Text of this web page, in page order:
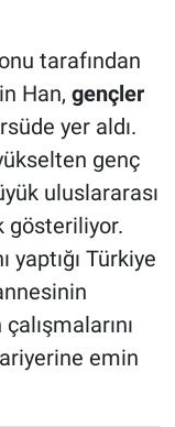
tarafından
Han, gençler
yer aldı.
genç
uluslararası
gösteriliyor.
yaptığı Türkiye
emin